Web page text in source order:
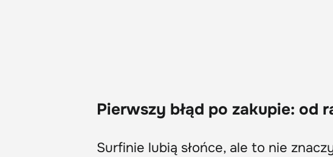
Pierwszy błąd po zakupie: od
Surfinie lubią słońce, ale to nie